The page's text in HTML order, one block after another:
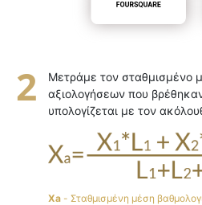
Μετράμε τον σταθμισμένο
αξιολογήσεων που
υπολογίζεται με τον
Xa - Σταθμισμένη μέση